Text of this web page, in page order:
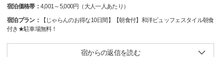
宿泊価格帯： 4,001～5,000円（大人一人あたり）
宿泊プラン：
【じゃらんのお得な10日間】【朝食付】和洋ビュッフェスタイル朝食
付き★駐車場無料！
宿からの返信を読む